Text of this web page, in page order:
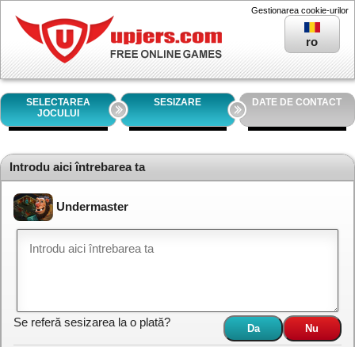
ro
SELECTAREA
JOCULUI
SESIZARE DATE DE CONTACT
Introdu aici întrebarea ta
Undermaster
Se referă sesizarea la o plată?
Gestionarea cookie-urilor